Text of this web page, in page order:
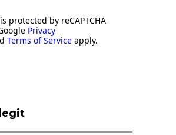
protected by reCAPTCHA
Privacy
Terms of Service apply.